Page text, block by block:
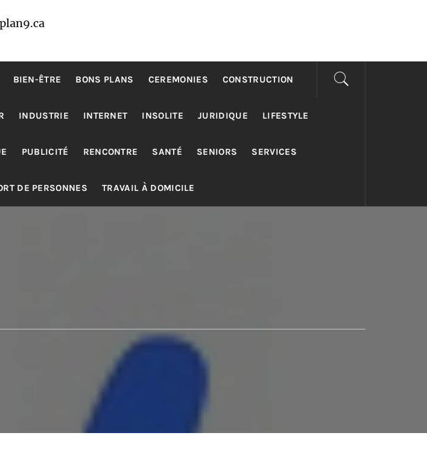
plan9.ca
BIEN-ÊTRE BONS PLANS CEREMONIES CONSTRUCTION
INDUSTRIE INTERNET INSOLITE JURIDIQUE LIFESTYLE
PUBLICITÉ RENCONTRE SANTÉ SENIORS SERVICES
DE PERSONNES TRAVAIL À DOMICILE